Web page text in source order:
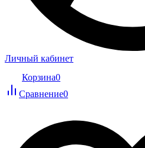
Личный кабинет
Корзина0
Сравнение0